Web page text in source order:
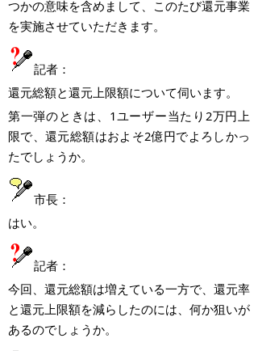
つかの意味を含めまして、このたび還元事業
を実施させていただきます。
記者：
還元総額と還元上限額について伺います。
第一弾のときは、 1ユーザー当たり 2万円上
限で、還元総額はおよそ2億円でよろしかっ
たでしょうか。
市長：
はい。
記者：
今回、還元総額は増えている一方で、還元率
と還元上限額を減らしたのには、何か狙いが
あるのでしょうか。